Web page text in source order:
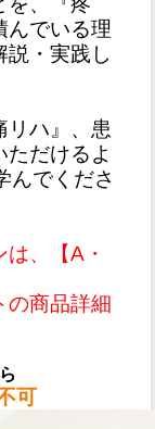
んでいる理
説・実践し
リハ』、患
だけるよ
んでくださ
、【A・
の商品詳細
可